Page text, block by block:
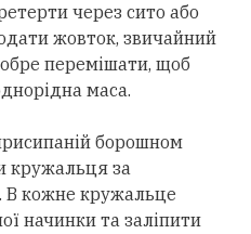
через сито або
жовток, звичайний
перемішати, щоб
маса.
борошном
кружальця за
В кожне кружальце
начинки та заліпити